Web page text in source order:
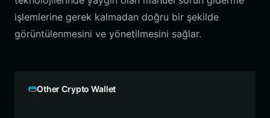
işlemlerine gerek kalmadan doğru bir şekilde
görüntülenmesini ve yönetilmesini sağlar.
Other Crypto Wallet